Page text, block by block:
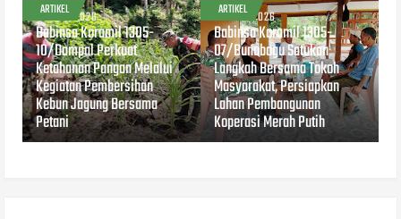
ARTIKEL
AUG 04, 2026
Babinsa Koramil 1305-
10/Dampal Perkuat
Ketahanan Pangan Melalui
Kegiatan Pembersihan
Kebun Jagung Bersama
Petani
ARTIKEL
AUG 04, 2026
Babinsa Koramil 1305-
07/Bunobogu Satukan
Langkah Bersama Tokoh
Masyarakat, Persiapkan
Lahan Pembangunan
Koperasi Merah Putih